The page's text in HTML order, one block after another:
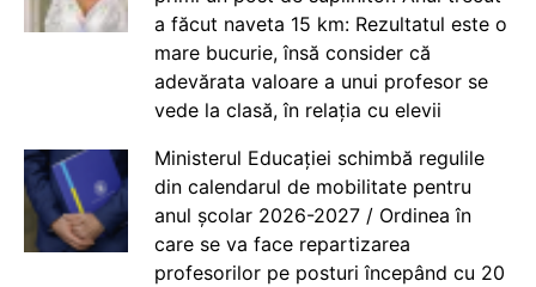
a făcut naveta 15 km: Rezultatul este o
mare bucurie, însă consider că
adevărata valoare a unui profesor se
vede la clasă, în relația cu elevii
Ministerul Educației schimbă regulile
din calendarul de mobilitate pentru
anul școlar 2026-2027 / Ordinea în
care se va face repartizarea
profesorilor pe posturi începând cu 20